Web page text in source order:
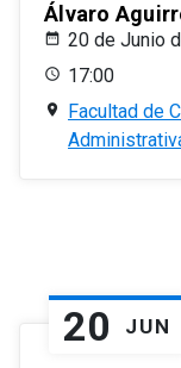
Álvaro
20 de Junio
17:00
Facultad de
20 JUN